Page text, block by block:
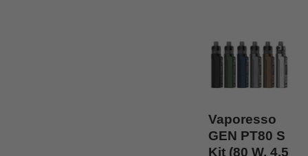
Vaporesso
GEN PT80 S
Kit (80 W, 4,5